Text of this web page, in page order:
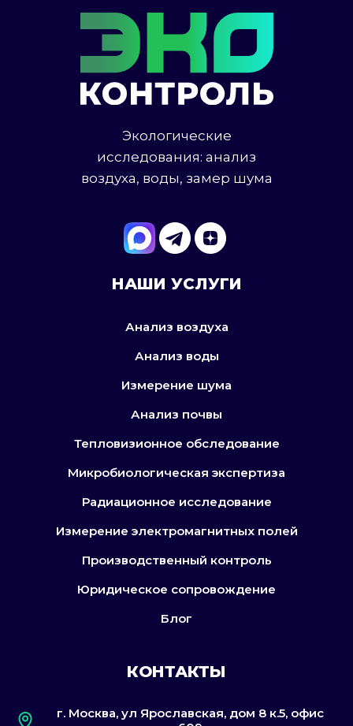
Экологические
исследования: анализ
воздуха, воды, замер шума
НАШИ УСЛУГИ
Анализ воздуха
Анализ воды
Измерение шума
Анализ почвы
Тепловизионное обследование
Микробиологическая экспертиза
Радиационное исследование
Измерение электромагнитных полей
Производственный контроль
Юридическое сопровождение
Блог
КОНТАКТЫ
г. Москва, ул Ярославская, дом 8 к.5, офис